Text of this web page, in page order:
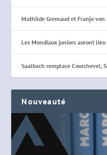
Mathilde Gremaud et Franjo
Les Mondiaux juniors auront
Saalbach remplace Courchevel,
Nouveauté